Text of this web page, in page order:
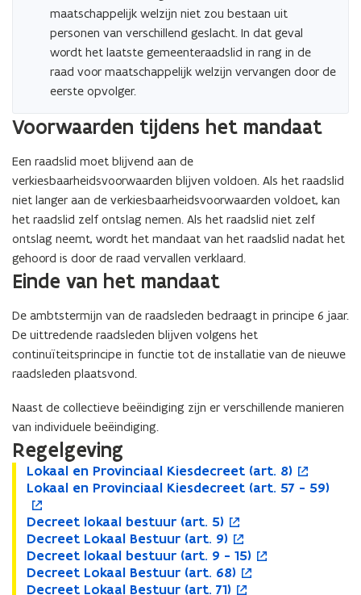
maatschappelijk welzijn niet zou bestaan uit
personen van verschillend geslacht. In dat geval
wordt het laatste gemeenteraadslid in rang in de
raad voor maatschappelijk welzijn vervangen door de
eerste opvolger.
Voorwaarden tijdens het mandaat
Een raadslid moet blijvend aan de
verkiesbaarheidsvoorwaarden blijven voldoen. Als het raadslid
niet langer aan de verkiesbaarheidsvoorwaarden voldoet, kan
het raadslid zelf ontslag nemen. Als het raadslid niet zelf
ontslag neemt, wordt het mandaat van het raadslid nadat het
gehoord is door de raad vervallen verklaard.
Einde van het mandaat
De ambtstermijn van de raadsleden bedraagt in principe 6 jaar.
De uittredende raadsleden blijven volgens het
continuïteitsprincipe in functie tot de installatie van de nieuwe
raadsleden plaatsvond.
Naast de collectieve beëindiging zijn er verschillende manieren
van individuele beëindiging.
Regelgeving
L
o
a
a
l
e
n
o
p
n
t
i
n
n
Lokaal en Provinciaal Kiesdecreet (art. 8)
L
o
k
a
a
l
e
n
L
o
k
a
a
l
e
o
p
e
n
t
i
n
Lokaal en Provinciaal Kiesdecreet (art. 57 - 59)
L
o
k
a
a
l
e
D
e
c
r
e
o
p
e
n
t
Decreet lokaal bestuur (art. 5)
D
e
c
r
e
D
e
c
r
o
p
e
n
Decreet Lokaal Bestuur (art. 9)
D
e
c
r
D
e
c
o
p
e
Decreet lokaal bestuur (art. 9 - 15)
D
e
c
D
e
o
p
Decreet Lokaal Bestuur (art. 68)
D
e
D
o
Decreet Lokaal Bestuur (art. 71)
D